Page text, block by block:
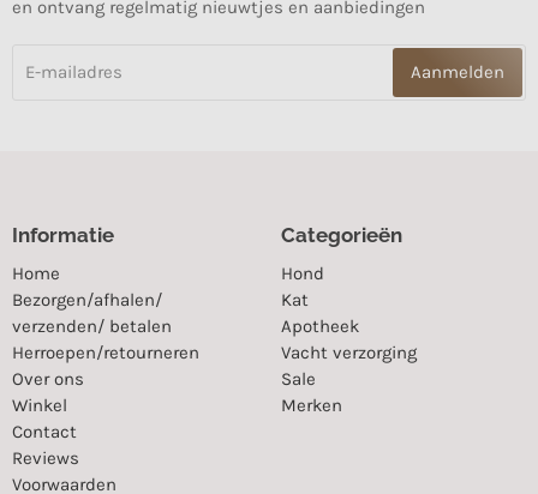
en ontvang regelmatig nieuwtjes en aanbiedingen
Aanmelden
Categorieën
Hond
Kat
Apotheek
Vacht verzorging
Sale
Merken
Informatie
Home
Bezorgen/afhalen/
verzenden/ betalen
Herroepen/retourneren
Over ons
Winkel
Contact
Reviews
Voorwaarden